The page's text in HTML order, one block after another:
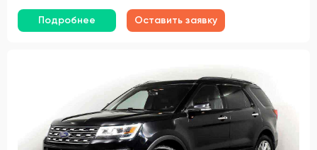
Подробнее Оставить заявку